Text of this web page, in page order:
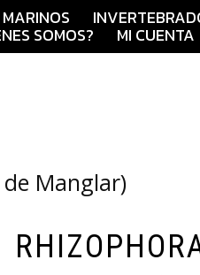
SOMOS? MI CUENTA
Manglar)